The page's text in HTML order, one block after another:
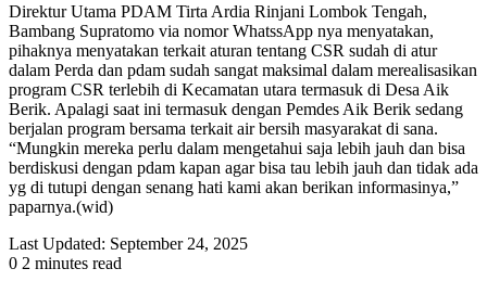
Direktur Utama PDAM Tirta Ardia Rinjani Lombok Tengah,
Bambang Supratomo via nomor WhatssApp nya menyatakan,
pihaknya menyatakan terkait aturan tentang CSR sudah di atur
dalam Perda dan pdam sudah sangat maksimal dalam merealisasikan
program CSR terlebih di Kecamatan utara termasuk di Desa Aik
Berik. Apalagi saat ini termasuk dengan Pemdes Aik Berik sedang
berjalan program bersama terkait air bersih masyarakat di sana.
“Mungkin mereka perlu dalam mengetahui saja lebih jauh dan bisa
berdiskusi dengan pdam kapan agar bisa tau lebih jauh dan tidak ada
yg di tutupi dengan senang hati kami akan berikan informasinya,”
paparnya.(wid)
Last Updated: September 24, 2025
0 2 minutes read